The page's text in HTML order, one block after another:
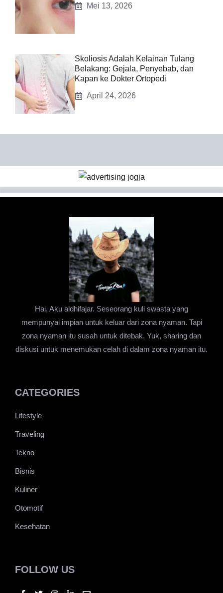
Mei 13, 2026
Skoliosis Adalah Kelainan Tulang
Belakang: Gejala, Penyebab, dan
Kapan ke Dokter Ortopedi
April 24, 2026
Hai, Aku aldhifajar. Seseorang kuli swasta yang
mempunyai impian untuk keluar dari zona nyaman. Tapi
CATEGORIES